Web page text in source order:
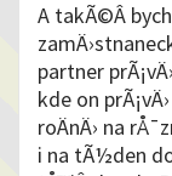
A takÃ©Â
partner
kde on
roÄnÄ› na
i na tÃ½den